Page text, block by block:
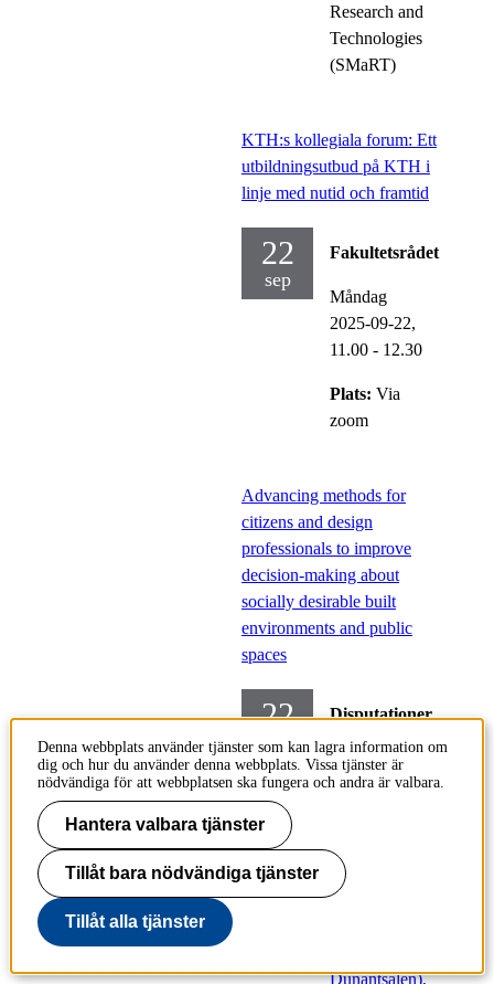
Research and
Technologies
(SMaRT)
KTH:s kollegiala forum: Ett
utbildningsutbud på KTH i
linje med nutid och framtid
22
sep
Fakultetsrådet
Måndag
2025-09-22,
11.00 - 12.30
Plats: Via
zoom
Advancing methods for
citizens and design
professionals to improve
decision-making about
socially desirable built
environments and public
spaces
22
sep
Disputationer
Teknik och
hälsa
2025-09-22,
13.00
Dunantsalen),
Denna webbplats använder tjänster som kan lagra information om
dig och hur du använder denna webbplats. Vissa tjänster är
nödvändiga för att webbplatsen ska fungera och andra är valbara.
Hantera valbara tjänster
Tillåt bara nödvändiga tjänster
Tillåt alla tjänster